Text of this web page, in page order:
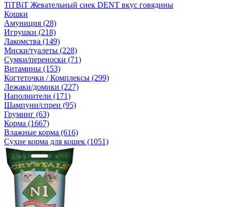
TiTBiT Жевательный снек DENT вкус говядины
Кошки
Амуниция (28)
Игрушки (218)
Лакомства (149)
Миски/туалеты (228)
Сумки/переноски (71)
Витамины (153)
Когтеточки / Комплексы (299)
Лежаки/домики (227)
Наполнители (171)
Шампуни/спреи (95)
Груминг (63)
Корма (1667)
Влажные корма (616)
Сухие корма для кошек (1051)